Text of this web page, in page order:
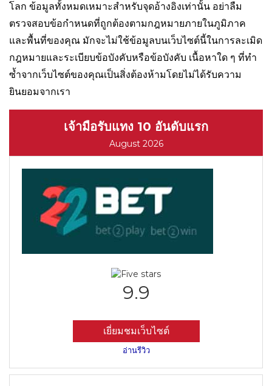
โลก ข้อมูลทั้งหมดเหมาะสำหรับจุดอ้างอิงเท่านั้น อย่าลืม
ตรวจสอบข้อกำหนดที่ถูกต้องตามกฎหมายภายในภูมิภาค
และพื้นที่ของคุณ มักจะไม่ใช้ข้อมูลบนเว็บไซต์นี้ในการละเมิด
กฎหมายและระเบียบข้อบังคับหรือข้อบังคับ เนื้อหาใด ๆ ที่ทำ
ซ้ำจากเว็บไซต์ของคุณเป็นสิ่งต้องห้ามโดยไม่ได้รับความ
ยินยอมจากเรา
เจ้ามือรับแทง 10 อันดับแรก
August 2026
9.9
เยี่ยมชมเว็บไซต์
อ่านรีวิว